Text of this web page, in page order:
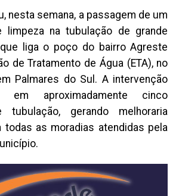
nesta semana, a passagem de um
limpeza na tubulação de grande
liga o poço do bairro Agreste
de Tratamento de Água (ETA), no
Palmares do Sul. A intervenção
em aproximadamente cinco
tubulação, gerando melhoraria
todas as moradias atendidas pela